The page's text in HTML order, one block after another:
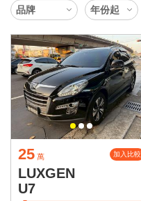
25 萬 加入比較
LUXGEN
U7